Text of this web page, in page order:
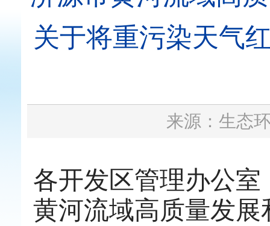
关于将重污染天气
来源：生
各开发区管理办公
黄河流域高质量发